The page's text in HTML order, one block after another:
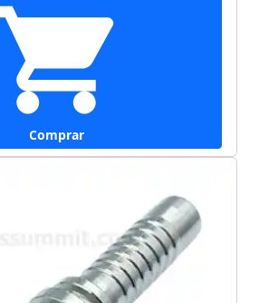
Comprar